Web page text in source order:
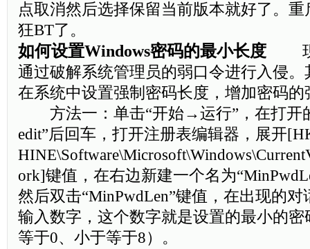
点取消然后选择保留当前版本就好了。
狂BT了。
如何设置Windows密码的最小长度 现
通过破解系统管理员的弱口令进行入侵
在系统中设置强制密码长度，增加密码的
方法一：单击“开始→运行”，在打开
edit”后回车，打开注册表编辑器，展开
ork]键值，在右边新建一个名为
然后双击“MinPwdLen”键值，在出现的对
输入数字，这个数字就是设置的最小的
等于0、小于等于8）。